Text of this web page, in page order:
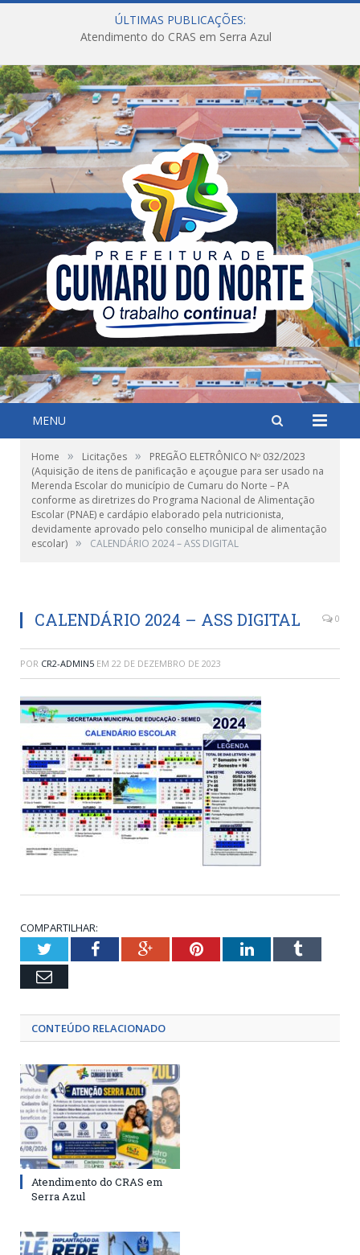
ÚLTIMAS PUBLICAÇÕES:
Atendimento do CRAS em Serra Azul
MENU
Home » Licitações »
PREGÃO ELETRÔNICO Nº 032/2023
(Aquisição de itens de panificação e açougue para ser usado na
Merenda Escolar do município de Cumaru do Norte – PA
conforme as diretrizes do Programa Nacional de Alimentação
Escolar (PNAE) e cardápio elaborado pela nutricionista,
devidamente aprovado pelo conselho municipal de alimentação
escolar) » CALENDÁRIO 2024 – ASS DIGITAL
CALENDÁRIO 2024 – ASS DIGITAL 0
POR CR2-ADMIN5 EM 22 DE DEZEMBRO DE 2023
COMPARTILHAR:
TwitterFacebookGoogle+PinterestLinkedInTumblr
Email
CONTEÚDO RELACIONADO
Atendimento do CRAS em
Serra Azul